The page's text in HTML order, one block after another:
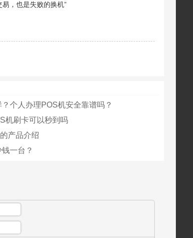
，也是失败的换机”
个人办理POS机安全靠谱吗？
机刷卡可以秒到吗
产品介绍
一台？